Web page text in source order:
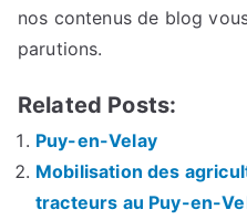
nos contenus de blog
parutions.
Related Posts:
Puy-en-Velay
Mobilisation des
tracteurs au Puy-en-